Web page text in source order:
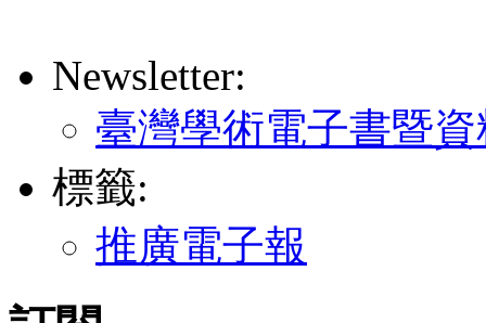
Newsletter:
臺灣學術電子書暨
標籤:
推廣電子報